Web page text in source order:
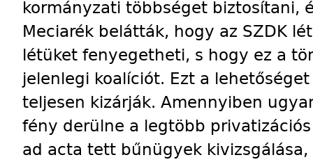
kormányzati többséget biztosítani,
Meciarék belátták, hogy az SZDK
létüket fenyegetheti, s hogy ez a
jelenlegi koalíciót. Ezt a
teljesen kizárják. Amennyiben
fény derülne a legtöbb
ad acta tett bűnügyek